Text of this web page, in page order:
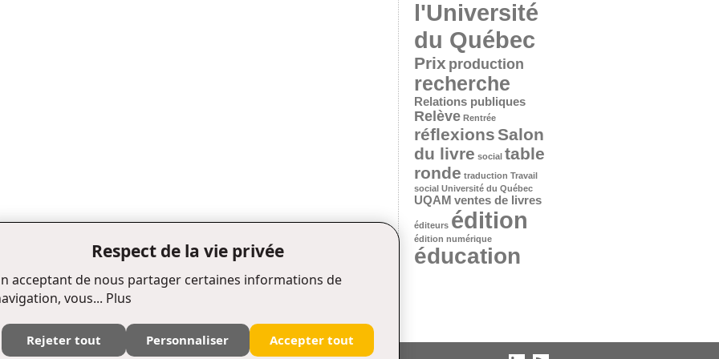
l'Université
du Québec
Prix production
recherche
Relations publiques
Relève Rentrée
réflexionsSalon
du livre social table
ronde traduction Travail
social Université du Québec
UQAM ventes de livres
éditeurs édition
édition numérique
éducation
Respect de la vie privée
acceptant de nous partager certaines informations de
vous... Plus
Rejeter tout Personnaliser Accepter tout